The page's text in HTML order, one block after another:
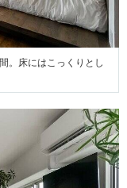
。床にはこっくりとし